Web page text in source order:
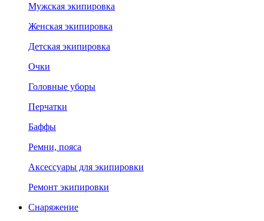
Мужская экипировка
Женская экипировка
Детская экипировка
Очки
Головные уборы
Перчатки
Баффы
Ремни, пояса
Аксессуары для экипировки
Ремонт экипировки
Снаряжение